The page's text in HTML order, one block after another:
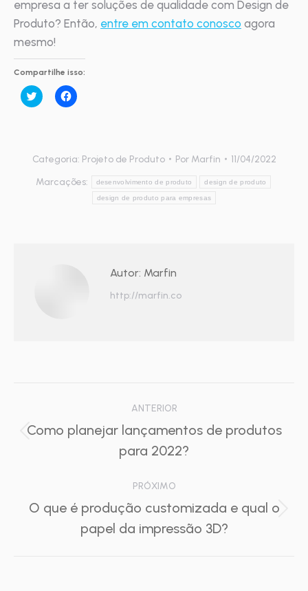
empresa a ter soluções de qualidade com Design de
Produto? Então, entre em contato conosco agora
mesmo!
Compartilhe isso:
Clique
para
janela)
Clique
para
janela)
Categoria: Projeto de Produto Por Marfin
11/04/2022
Marcações:
desenvolvimento de produto design de produto
design de produto para empresas
Autor: Marfin
http://marfin.co
de
ANTERIOR
Post
anterior:
Como planejar lançamentos de produtos
para 2022?
PRÓXIMO
Próximo
post:
O que é produção customizada e qual o
papel da impressão 3D?